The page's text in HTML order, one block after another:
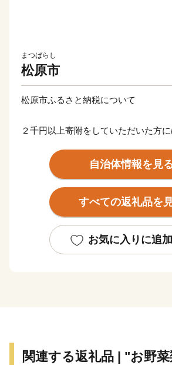
まつばらし
松原市
松原市ふるさと納税について
２千円以上寄附をしていただいた方
【ご注意】
※お礼の品のお届けには1～2ヶ月程度
おりません。
※特典の送付は、松原市外にお住まい
自治体情報を見
すべての返礼品を
お気に入りに追
関連する返礼品 | "お野